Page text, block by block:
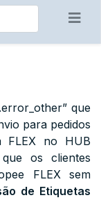
que
para pedidos
FLEX no HUB
os clientes
FLEX sem
de Etiquetas